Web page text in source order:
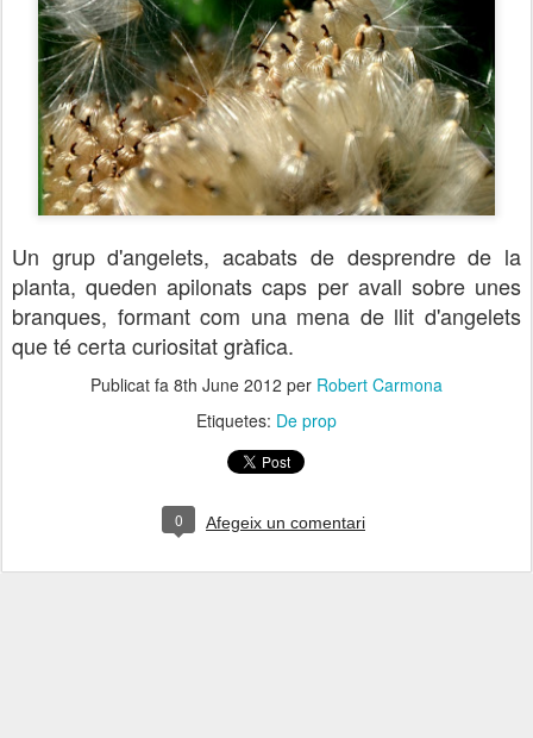
Un grup d'angelets, acabats de desprendre de la
planta, queden apilonats caps per avall sobre unes
branques, formant com una mena de llit d'angelets
que té certa curiositat gràfica.
Publicat fa 8th June 2012 per Robert Carmona
Etiquetes: De prop
0 Afegeix un comentari